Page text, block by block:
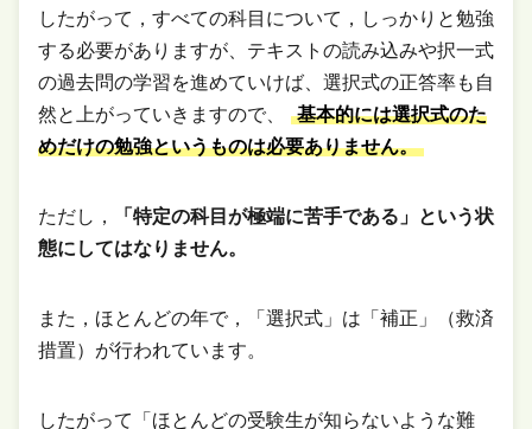
したがって，すべての科目について，しっかりと勉強
する必要がありますが、テキストの読み込みや択一式
の過去問の学習を進めていけば、選択式の正答率も自
然と上がっていきますので、
基本的には選択式のた
めだけの勉強というものは必要ありません。
ただし，
「特定の科目が極端に苦手である」という状
態にしてはなりません。
また，ほとんどの年で，「選択式」は「補正」（救済
措置）が行われています。
したがって「ほとんどの受験生が知らないような難